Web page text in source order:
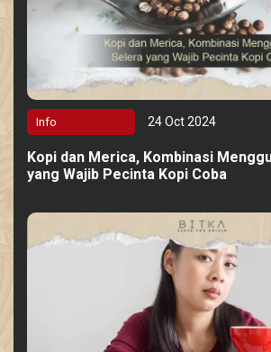
Info 24 Oct 2024
Kopi dan Merica, Kombinasi
yang Wajib Pecinta Kopi Coba